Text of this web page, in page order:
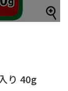
り 40g